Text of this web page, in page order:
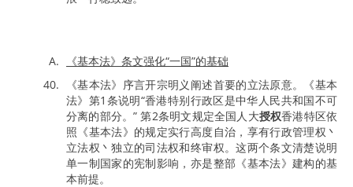
《基本法》条文强化“一国”的基础
《基本法》序言开宗明义阐述首要的立法原意。《基本
法》第1条说明“香港特别行政区是中华人民共和国不可
分离的部分。” 第2条明文规定全国人大授权香港特区依
照《基本法》的规定实行高度自治，享有行政管理权丶
立法权丶独立的司法权和终审权。这两个条文清楚说明
单一制国家的宪制影响，亦是整部《基本法》建构的基
本前提。